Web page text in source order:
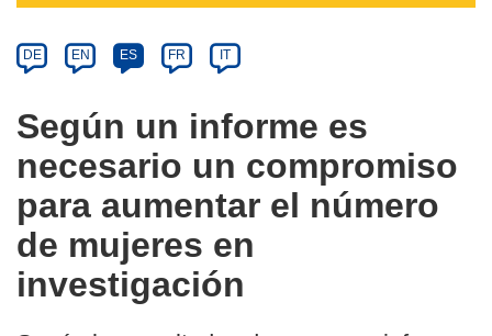
Article
available
the
following
languages:
DE EN ES FR IT
Según un informe es
necesario un compromiso
para aumentar el número
de mujeres en
investigación